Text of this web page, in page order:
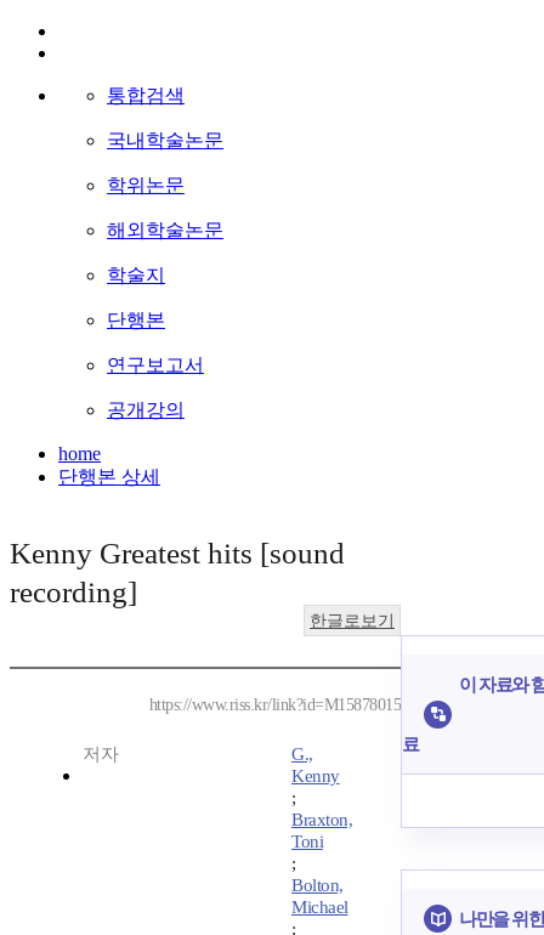
통합검색
국내학술논문
학위논문
해외학술논문
학술지
단행본
연구보고서
공개강의
home
단행본 상세
Kenny Greatest hits [sound
recording]
한글로보기
https://www.riss.kr/link?id=M15878015
저자
G.,
Kenny
;
Braxton,
Toni
;
Bolton,
Michael
;
이 자료와
료
나만을 위